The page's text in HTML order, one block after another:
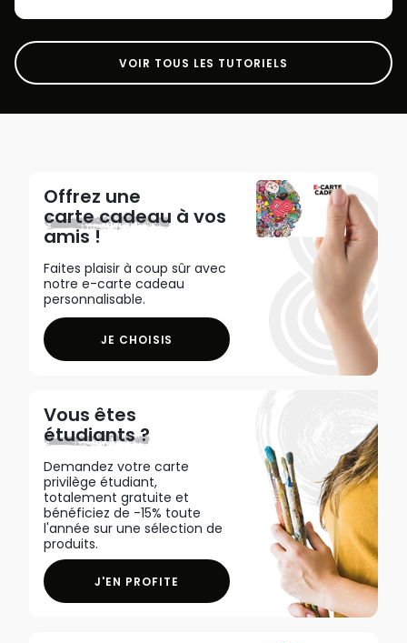
VOIR TOUS LES TUTORIELS
Offrez une
carte cadeau à vos
amis !
Faites plaisir à coup sûr avec
notre e-carte cadeau
personnalisable.
JE CHOISIS
Vous êtes
étudiants ?
Demandez votre carte
privilège étudiant,
totalement gratuite et
bénéficiez de -15% toute
l'année sur une sélection de
produits.
J'EN PROFITE